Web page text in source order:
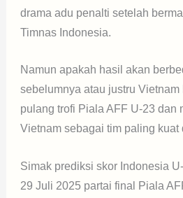
drama adu penalti setelah
Timnas Indonesia.
Namun apakah hasil akan
sebelumnya atau justru
pulang trofi Piala AFF U-23 dan
Vietnam sebagai tim paling kuat
Simak prediksi skor Indonesia
29 Juli 2025 partai final Piala